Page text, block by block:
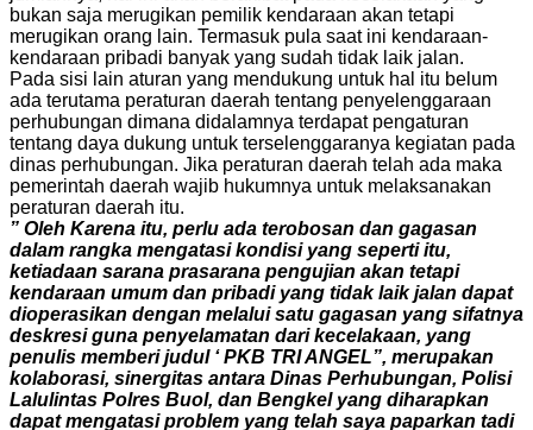
bukan saja merugikan pemilik kendaraan akan tetapi
merugikan orang lain. Termasuk pula saat ini kendaraan-
kendaraan pribadi banyak yang sudah tidak laik jalan.
Pada sisi lain aturan yang mendukung untuk hal itu belum
ada terutama peraturan daerah tentang penyelenggaraan
perhubungan dimana didalamnya terdapat pengaturan
tentang daya dukung untuk terselenggaranya kegiatan pada
dinas perhubungan. Jika peraturan daerah telah ada maka
pemerintah daerah wajib hukumnya untuk melaksanakan
peraturan daerah itu.
” Oleh Karena itu, perlu ada terobosan dan gagasan
dalam rangka mengatasi kondisi yang seperti itu,
ketiadaan sarana prasarana pengujian akan tetapi
kendaraan umum dan pribadi yang tidak laik jalan dapat
dioperasikan dengan melalui satu gagasan yang sifatnya
deskresi guna penyelamatan dari kecelakaan, yang
penulis memberi judul ‘ PKB TRI ANGEL”, merupakan
kolaborasi, sinergitas antara Dinas Perhubungan, Polisi
Lalulintas Polres Buol, dan Bengkel yang diharapkan
dapat mengatasi problem yang telah saya paparkan tadi